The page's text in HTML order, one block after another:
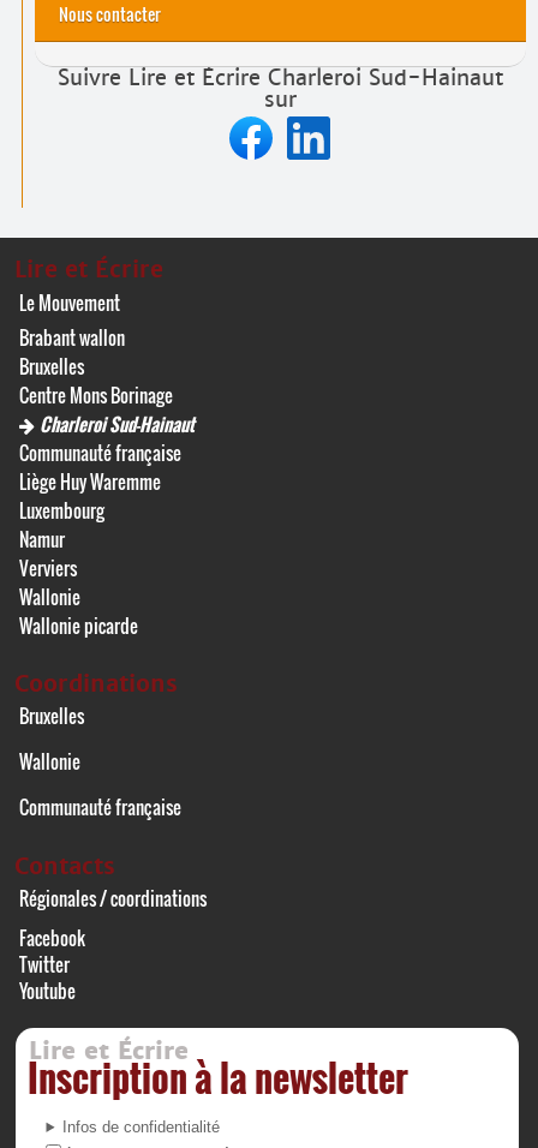
Nous contacter
Suivre Lire et Écrire Charleroi Sud-Hainaut
sur
Lire et Écrire
Le Mouvement
Brabant wallon
Bruxelles
Centre Mons Borinage
Charleroi Sud-Hainaut
Communauté française
Liège Huy Waremme
Luxembourg
Namur
Verviers
Wallonie
Wallonie picarde
Coordinations
Bruxelles
Wallonie
Communauté française
Contacts
Régionales / coordinations
Facebook
Twitter
Youtube
Lire et Écrire
Inscription à la newsletter
Infos de confidentialité